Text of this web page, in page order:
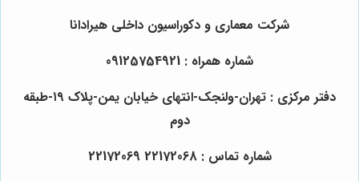
شرکت معماری و دکوراسیون داخلی هیرادانا
شماره همراه : 09125754921
دفتر مرکزی : تهران-ولنجک-انتهای خیابان یمن-پلاک ۱۹-طبقه
دوم
شماره تماس : 22172068 22172069